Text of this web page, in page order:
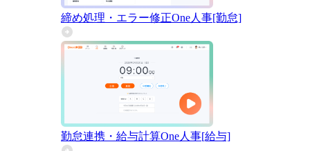
締め処理・エラー修正One人事[勤怠]
勤怠連携・給与計算One人事[給与]